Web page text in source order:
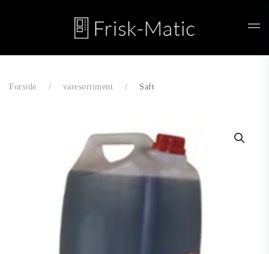
Skip to main content
Forside varesortiment Saft